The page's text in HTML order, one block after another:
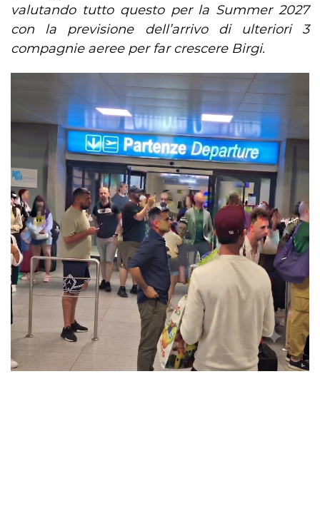
valutando tutto questo per la Summer 2027
con la previsione dell’arrivo di ulteriori 3
compagnie aeree per far crescere Birgi.